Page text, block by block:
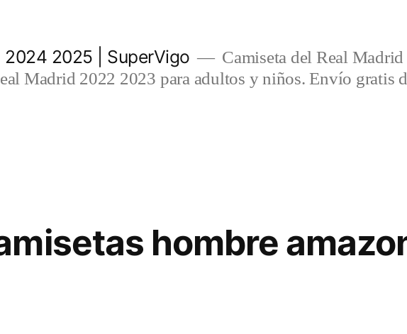
2025 | SuperVigo
Camiseta del Real
Madrid 2022 2023 para adultos y niños. Envío gratis
hombre